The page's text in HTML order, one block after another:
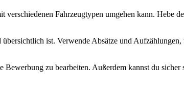
verschiedenen Fahrzeugtypen umgehen kann. Hebe
ist. Verwende Absätze und
Bewerbung zu bearbeiten. Außerdem kannst du